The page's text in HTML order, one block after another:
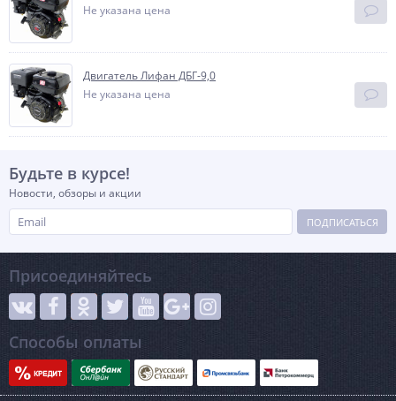
Не указана цена
Двигатель Лифан ДБГ-9,0
Не указана цена
Будьте в курсе!
Новости, обзоры и акции
ПОДПИСАТЬСЯ
Присоединяйтесь
Способы оплаты